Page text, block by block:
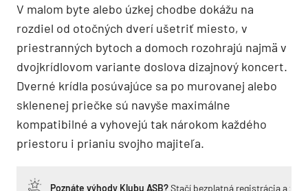
V malom byte alebo úzkej chodbe dokážu na
rozdiel od otočných dverí ušetriť miesto, v
priestranných bytoch a domoch rozohrajú najmä v
dvojkrídlovom variante doslova dizajnový koncert.
Dverné krídla posúvajúce sa po murovanej alebo
sklenenej priečke sú navyše maximálne
kompatibilné a vyhovejú tak nárokom každého
priestoru i prianiu svojho majiteľa.
Poznáte výhody Klubu ASB?Stačí bezplatná registrácia a